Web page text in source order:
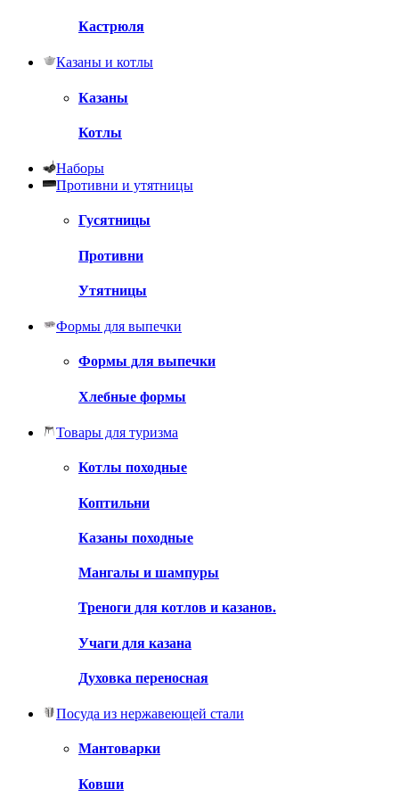
Кастрюля
Казаны и котлы
Казаны
Котлы
Наборы
Противни и утятницы
Гусятницы
Противни
Утятницы
Формы для выпечки
Формы для выпечки
Хлебные формы
Товары для туризма
Котлы походные
Коптильни
Казаны походные
Мангалы и шампуры
Треноги для котлов и казанов.
Учаги для казана
Духовка переносная
Посуда из нержавеющей стали
Мантоварки
Ковши